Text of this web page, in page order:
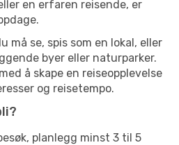
en erfaren reisende, er
må se, spis som en lokal, eller
byer eller naturparker.
å skape en reiseopplevelse
og reisetempo.
planlegg minst 3 til 5